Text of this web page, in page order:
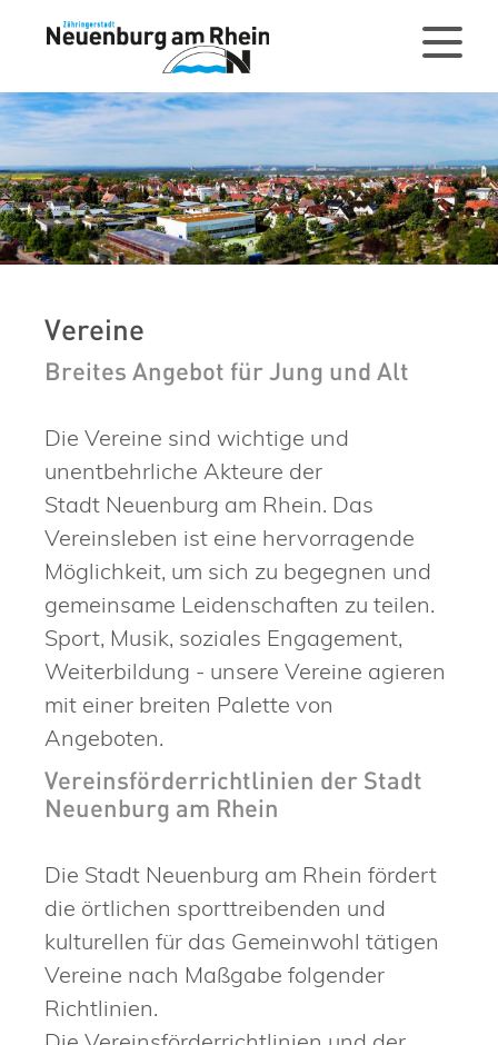
Vereine
Breites Angebot für Jung und Alt
Die Vereine sind wichtige und
unentbehrliche Akteure der
Stadt Neuenburg am Rhein. Das
Vereinsleben ist eine hervorragende
Möglichkeit, um sich zu begegnen und
gemeinsame Leidenschaften zu teilen.
Sport, Musik, soziales Engagement,
Weiterbildung - unsere Vereine agieren
mit einer breiten Palette von
Angeboten.
Vereinsförderrichtlinien der Stadt
Neuenburg am Rhein
Die Stadt Neuenburg am Rhein fördert
die örtlichen sporttreibenden und
kulturellen für das Gemeinwohl tätigen
Vereine nach Maßgabe folgender
Richtlinien.